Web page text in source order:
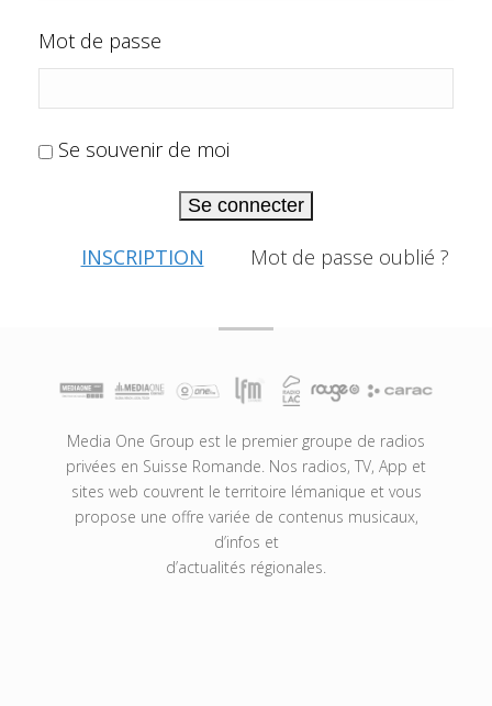
Mot de passe
Se souvenir de moi
Se connecter
INSCRIPTION Mot de passe oublié ?
Media One Group est le premier groupe de radios
privées en Suisse Romande. Nos radios, TV, App et
sites web couvrent le territoire lémanique et vous
propose une offre variée de contenus musicaux,
d’infos et
d’actualités régionales.